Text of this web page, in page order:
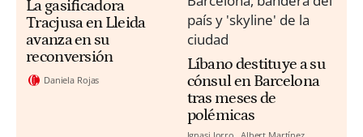
La gasificadora
Tracjusa en Lleida
avanza en su
reconversión
Daniela Rojas
Líbano destituye a su
cónsul en Barcelona
tras meses de
polémicas